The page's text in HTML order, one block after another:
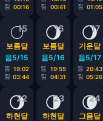
짐 00:16
짐
00:41
짐 01:05
15
🌕
보름달
음5/15
뜸 19:02
짐 03:44
16
🌖
보름달
음5/16
뜸
19:55
짐
04:31
17
🌖
기운달
음5/17
뜸 20:43
짐 05:26
22
🌖
하현달
23
🌗
하현달
24
🌘
그믐달